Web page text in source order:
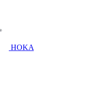
HOKA